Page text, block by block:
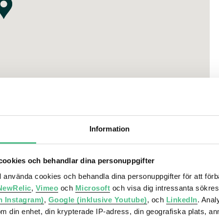
Information
och behandlar dina personuppgifter
använda cookies och behandla dina personuppgifter för att
, Vimeo och Microsoft och visa dig intressanta
Instagram), Google (inklusive Youtube), och LinkedIn.
din enhet, din krypterade IP-adress, din geografiska plats,
& Friends och Friends Corner som drivs av
Chocolates, Erssons Sickla Saluhall, Bastard
vardagsrum, sociala hemvister, medlemsaktiviteter
konferens.
så som Designgymnasiet, YBC och Sjölins